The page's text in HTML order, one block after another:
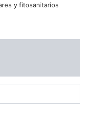
y fitosanitarios